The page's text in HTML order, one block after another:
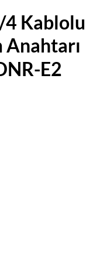
4 Kablolu
Anahtarı
E2